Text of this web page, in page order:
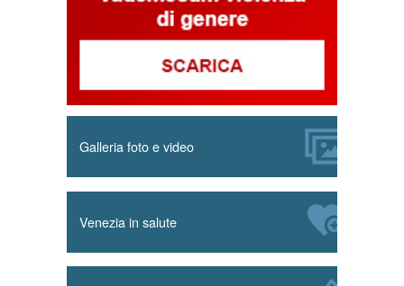
Galleria foto e video
Venezia in salute